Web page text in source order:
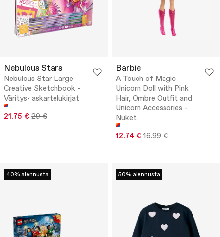
Nebulous Stars
Nebulous Star Large
Creative Sketchbook -
Väritys- askartelukirjat
21.75 € 29 €
Barbie
A Touch of Magic
Unicorn Doll with Pink
Hair, Ombre Outfit and
Unicorn Accessories -
Nuket
12.74 € 16.99 €
40% alennusta 50% alennusta